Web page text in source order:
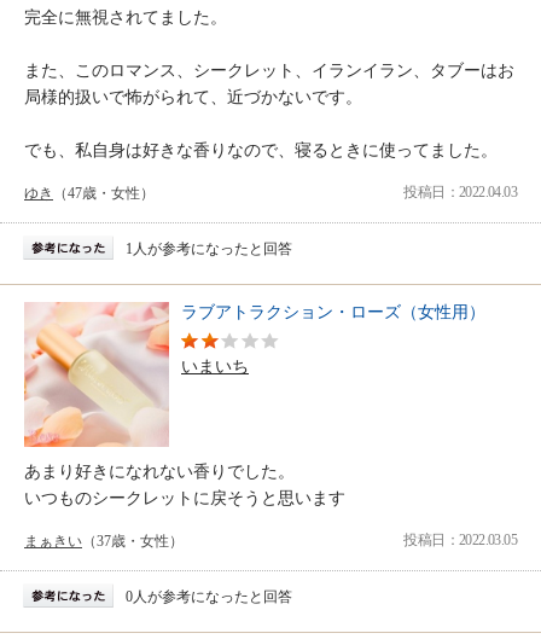
完全に無視されてました。
また、このロマンス、シークレット、イランイラン、タブーはお
局様的扱いで怖がられて、近づかないです。
でも、私自身は好きな香りなので、寝るときに使ってました。
ゆき （47歳・女性） 投稿日：2022.04.03
1人が参考になったと回答
ラブアトラクション・ローズ（女性用）
いまいち
あまり好きになれない香りでした。
いつものシークレットに戻そうと思います
まぁきい （37歳・女性） 投稿日：2022.03.05
0人が参考になったと回答